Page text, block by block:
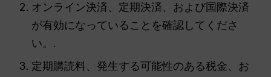
オンライン決済、定期決済、および国際決済
が有効になっていることを確認してくださ
い。.
定期購読料、発生する可能性のある税金、お